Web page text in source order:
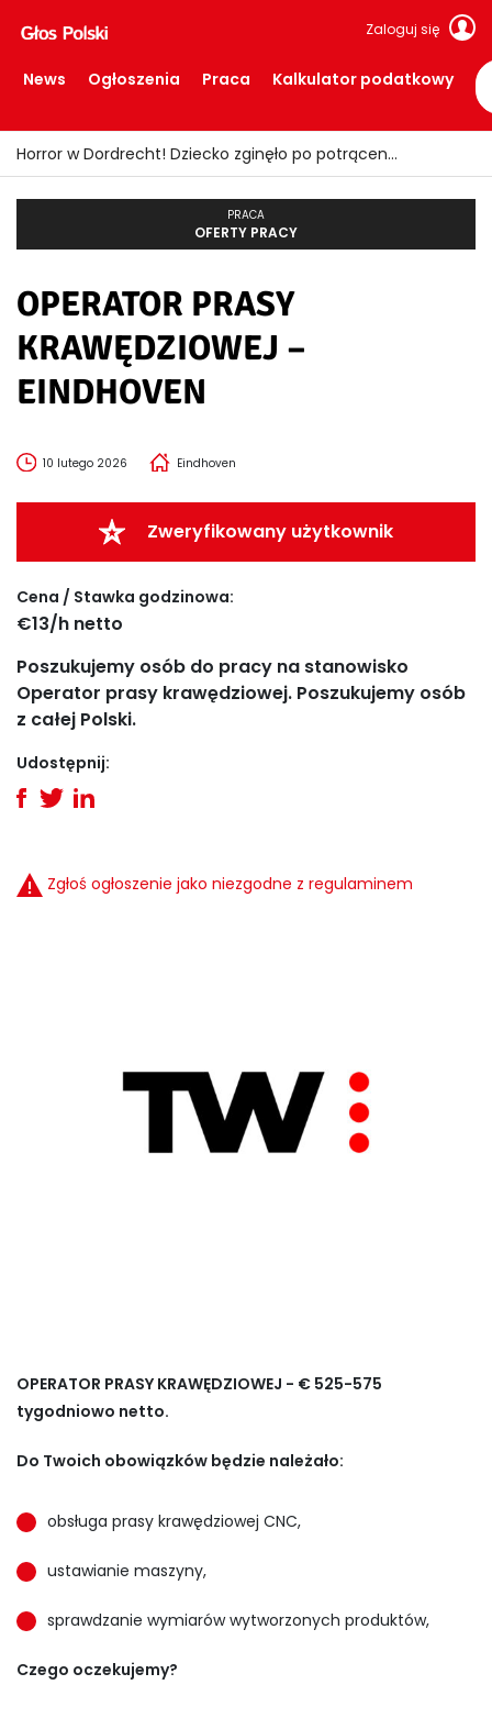
Zaloguj się
News Ogłoszenia Praca Kalkulator podatkowy
Horror w Dordrecht! Dziecko zginęło po potrąceniu przez busa
PRACA
OFERTY PRACY
OPERATOR PRASY
KRAWĘDZIOWEJ –
EINDHOVEN
10 lutego 2026 Eindhoven
Zweryfikowany użytkownik
Cena / Stawka godzinowa:
€13/h netto
Poszukujemy osób do pracy na stanowisko
Operator prasy krawędziowej. Poszukujemy osób
z całej Polski.
Udostępnij:
Zgłoś ogłoszenie jako niezgodne z regulaminem
OPERATOR PRASY KRAWĘDZIOWEJ - € 525-575
tygodniowo netto.
Do Twoich obowiązków będzie należało:
obsługa prasy krawędziowej CNC,
ustawianie maszyny,
sprawdzanie wymiarów wytworzonych produktów,
Czego oczekujemy?